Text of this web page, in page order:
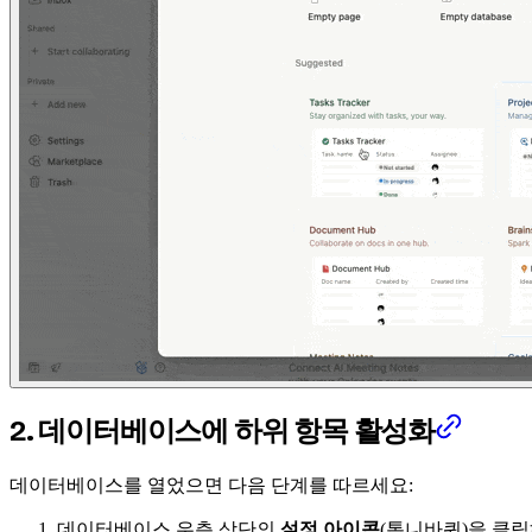
2. 데이터베이스에 하위 항목 활성화
데이터베이스를 열었으면 다음 단계를 따르세요: